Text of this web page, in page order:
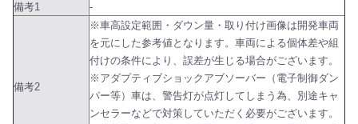
備考1 -
備考2
※車高設定範囲・ダウン量・取り付け画像は開発車両
を元にした参考値となります。車両による個体差や組
付けの条件により、誤差が生じる場合がございます。
※アダプティブショックアブソーバー（電子制御ダン
パー等）車は、警告灯が点灯してしまう為、別途キャ
ンセラーなどで対策していただく必要がございます。